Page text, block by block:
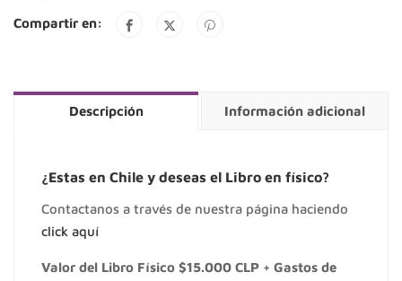
Compartir en:
Descripción Información adicional
¿Estas en Chile y deseas el Libro en físico?
Contactanos a través de nuestra página haciendo
click aquí
Valor del Libro Físico $15.000 CLP + Gastos de